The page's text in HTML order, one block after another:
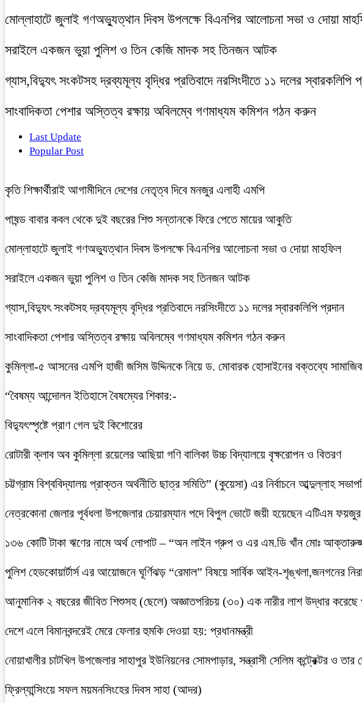
মোল্লাহাটে জুলাই গণঅভ্যুত্থান দিবস উপলক্ষে বিএনপির আলোচনা সভা ও দোয়া
সরাইলে একজন ভুয়া পুলিশ ও তিন কেজি মাদক সহ তিনজন আটক
গ্যাস,বিদ্যুৎ সংকটসহ দ্রব্যমূল্য বৃদ্ধির প্রতিবাদে নরসিংদীতে ১১ দলের স্বারকলিপি
সাংবাদিকতা পেশার অস্তিত্ব রক্ষায় অবিলম্বে গণমাধ্যম কমিশন গঠন করুন
Last Update
Popular Post
কৃতি শিক্ষার্থীরাই আগামীদিনে দেশের নেতৃত্ব দিবে মনজুর এলাহী এমপি
পাষন্ড বাবার কবল থেকে দুই বছরের শিশু সন্তানকে ফিরে পেতে মায়ের আকুতি
মোল্লাহাটে জুলাই গণঅভ্যুত্থান দিবস উপলক্ষে বিএনপির আলোচনা সভা ও দোয়া মাহফিল
সরাইলে একজন ভুয়া পুলিশ ও তিন কেজি মাদক সহ তিনজন আটক
গ্যাস,বিদ্যুৎ সংকটসহ দ্রব্যমূল্য বৃদ্ধির প্রতিবাদে নরসিংদীতে ১১ দলের স্বারকলিপি প্রদান
সাংবাদিকতা পেশার অস্তিত্ব রক্ষায় অবিলম্বে গণমাধ্যম কমিশন গঠন করুন
কুমিল্লা-৫ আসনের এমপি হাজী জসিম উদ্দিনকে নিয়ে ড. মোবারক হোসাইনের বক্তব্যে
“বৈষম্য আন্দোলন ইতিহাসে বৈষম্যের শিকার:-
বিদ্যুৎস্পৃষ্টে প্রাণ গেল দুই কিশোরের
রোটারী ক্লাব অব কুমিল্লা রয়েলের আছিয়া গণি বালিকা উচ্চ বিদ্যালয়ে বৃক্ষরোপন ও বিতরণ
চট্টগ্রাম বিশ্ববিদ্যালয় প্রাক্তন অর্থনীতি ছাত্র সমিতি” (কুয়েসা) এর নির্বাচনে আব্দুল্লাহ
নেত্রকোনা জেলার পূর্বধলা উপজেলার চেয়ারম্যান পদে বিপুল ভোটে জয়ী হয়েছেন এটিএম
১৩৬ কোটি টাকা ঋণের নামে অর্থ লোপাট – “অন লাইন গ্রুপ ও এর এম.ডি খাঁন মোঃ
পুলিশ হেডকোয়ার্টার্স এর আয়োজনে ঘূর্ণিঝড় “রেমাল” বিষয়ে সার্বিক আইন-শৃঙ্খলা,জনগনের
আনুমানিক ২ বছরের জীবিত শিশুসহ (ছেলে) অজ্ঞাতপরিচয় (৩০) এক নারীর লাশ উদ্ধার করেছে
দেশে এলে বিমানবন্দরেই মেরে ফেলার হুমকি দেওয়া হয়: প্রধানমন্ত্রী
নোয়াখালীর চাটখিল উপজেলার সাহাপুর ইউনিয়নের সোমপাড়ার, সন্ত্রাসী সেলিম কন্ট্রেক্টর ও
ফ্রিল্যান্সিংয়ে সফল ময়মনসিংহের দিবস সাহা (আদর)